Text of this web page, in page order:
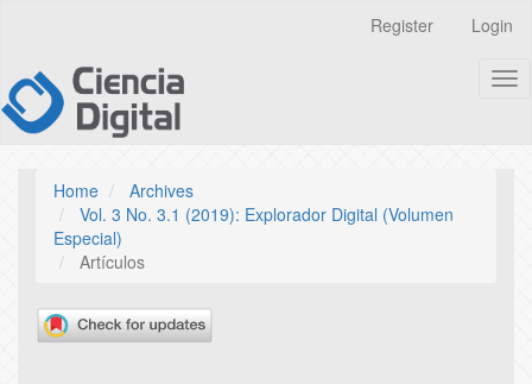
page
content
Main
Content
Sidebar
Register Login
Home
Archives
Vol. 3 No. 3.1 (2019): Explorador Digital (Volumen
Especial)
Artículos